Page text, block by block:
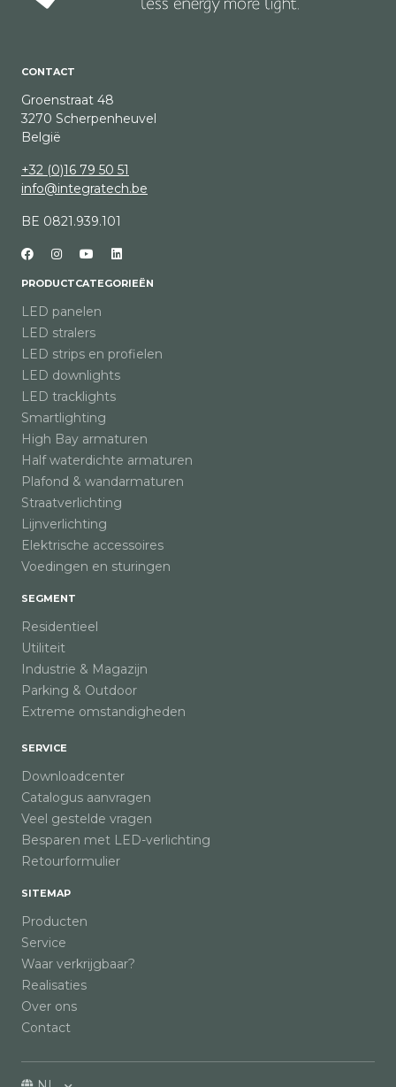
CONTACT
Groenstraat 48
3270 Scherpenheuvel
België
+32 (0)16 79 50 51
info@integratech.be
BE 0821.939.101
PRODUCTCATEGORIEËN
LED panelen
LED stralers
LED strips en profielen
LED downlights
LED tracklights
Smartlighting
High Bay armaturen
Half waterdichte armaturen
Plafond & wandarmaturen
Straatverlichting
Lijnverlichting
Elektrische accessoires
Voedingen en sturingen
SEGMENT
Residentieel
Utiliteit
Industrie & Magazijn
Parking & Outdoor
Extreme omstandigheden
SERVICE
Downloadcenter
Catalogus aanvragen
Veel gestelde vragen
Besparen met LED-verlichting
Retourformulier
SITEMAP
Producten
Service
Waar verkrijgbaar?
Realisaties
Over ons
Contact